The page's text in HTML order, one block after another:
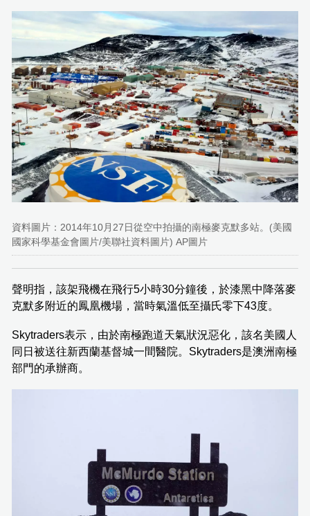
資料圖片：2014年10月27日從空中拍攝的南極麥克默多站。(美國
國家科學基金會圖片/美聯社資料圖片) AP圖片
聲明指，該架飛機在飛行5小時30分鐘後，於漆黑中降落麥
克默多附近的鳳凰機場，當時氣溫低至攝氏零下43度。
Skytraders表示，由於南極跑道天氣狀況惡化，該名美國人
同日被送往新西蘭基督城一間醫院。Skytraders是澳洲南極
部門的承辦商。